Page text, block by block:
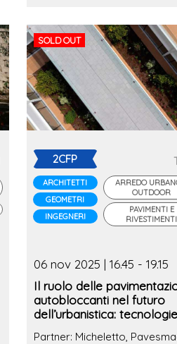
SOLD OUT
2CFP
ARCHITETTI
GEOMETRI
INGEGNERI
ARREDO
OUTDOOR
PAVIMENTI E
RIVESTIMENTI
06 nov 2025 | 16.45 - 19.15
Il ruolo delle
autobloccanti nel futuro
dell’urbanistica:
Partner: Micheletto,